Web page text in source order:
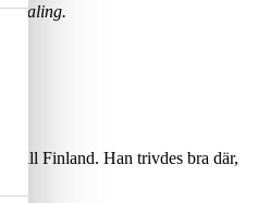
healing.
till Finland. Han trivdes bra där,